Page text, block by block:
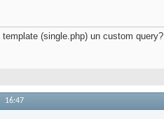
(single.php) un custom query?
16:47